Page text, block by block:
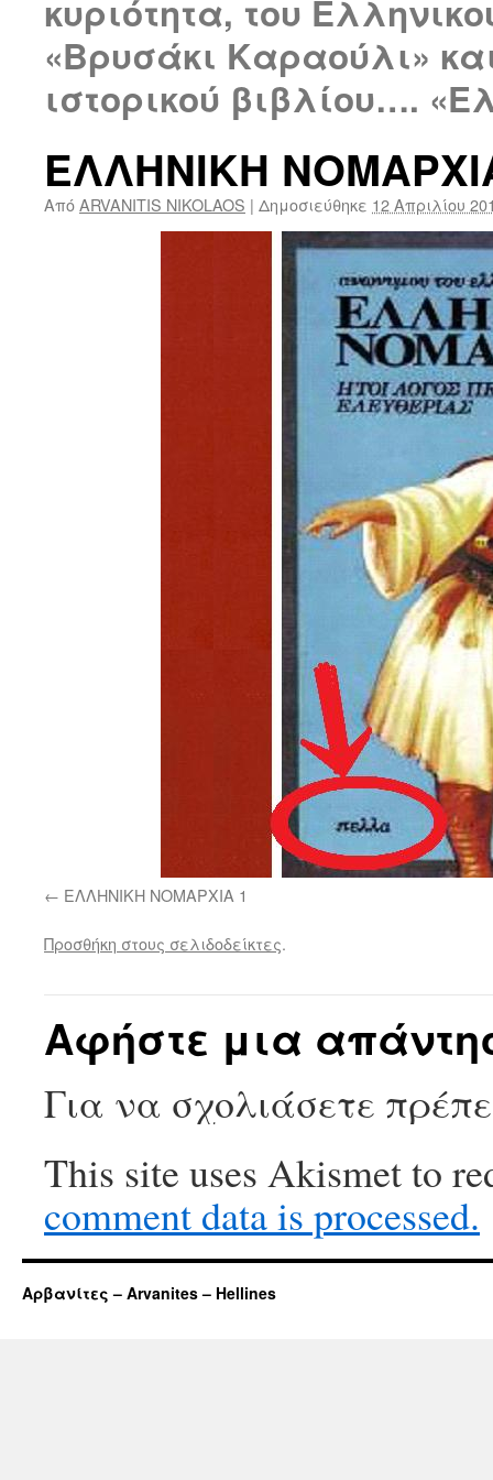
κυριότητα, του
«Βρυσάκι Καραούλι»
ιστορικού βιβλίου….
ΕΛΛΗΝΙΚΗ
ΑπόARVANITIS NIKOLAOS | Δημοσιεύθηκε 12 Απριλίου
ΕΛΛΗΝΙΚΗ ΝΟΜΑΡΧΙΑ 1
Προσθήκη στους σελιδοδείκτες.
Αφήστε μια
Για να σχολιάσετε
This site uses Akismet to
comment data is processed.
Αρβανίτες – Arvanites – Hellines